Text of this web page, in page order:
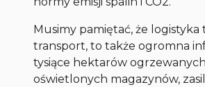
Musimy pamiętać, że logistyka
transport, to także ogromna
tysiące hektarów
oświetlonych magazynów,